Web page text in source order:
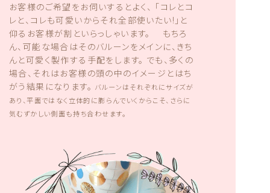
お客様のご希望をお伺いするとよく、 「コレとコ
レと、コレも可愛いからそれ全部使いたい!」と
仰るお客様が割といらっしゃいます。 もちろ
ん、可能な場合はそのバルーンをメインに、きち
んと可愛く製作する手配をします。 でも、多くの
場合、それはお客様の頭の中のイメージとはち
がう結果になります。 バルーンはそれぞれにサイズが
あり、平面ではなく立体的に膨らんでいくからこそ、さらに
気むずかしい側面も持ち合わせます。